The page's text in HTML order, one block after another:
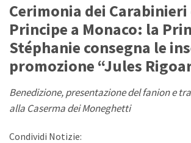
Cerimonia dei
Principe a Monaco: la
Stéphanie consegna le
promozione “Jules
Benedizione, presentazione del fanion e
alla Caserma dei Moneghetti
Condividi Notizie: